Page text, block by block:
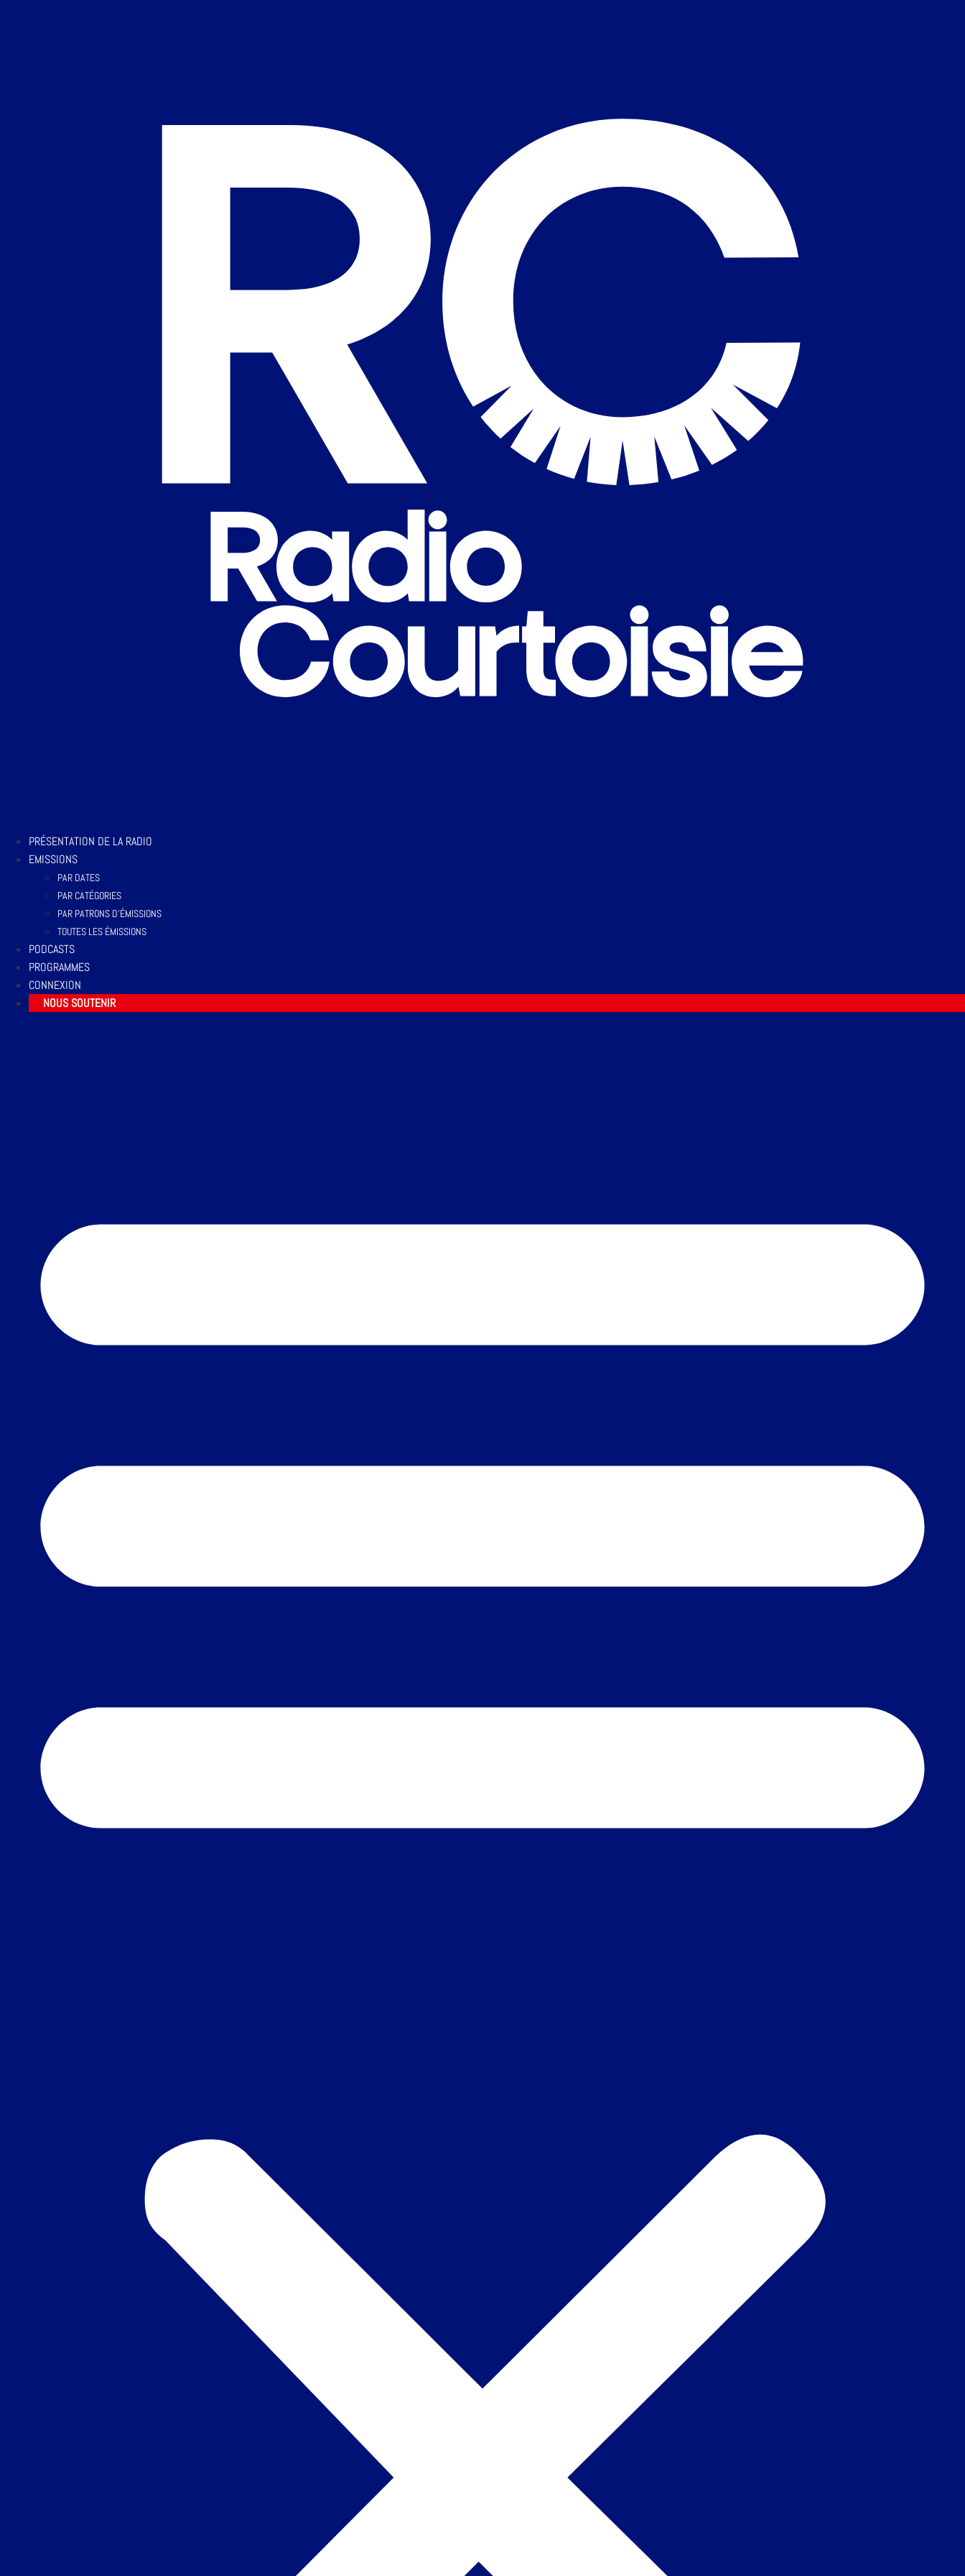
PRÉSENTATION DE LA RADIO
EMISSIONS
PAR DATES
PAR CATÉGORIES
PAR PATRONS D’ÉMISSIONS
TOUTES LES ÉMISSIONS
PODCASTS
PROGRAMMES
CONNEXION
NOUS SOUTENIR